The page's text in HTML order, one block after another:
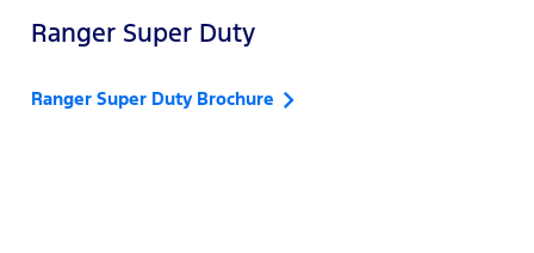
Ranger Super Duty
Ranger Super Duty Brochure